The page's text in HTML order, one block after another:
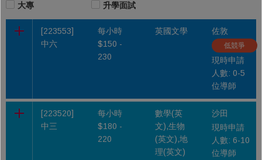
大專
升學面試
[223553]
中六
每小時
$150 -
230
英國文學 佐敦
低競爭
現時申請
人數: 0-5
位導師
[223520]
中三
每小時
$180 -
220
數學(英
文),生物
(英文),地
理(英文)
沙田
現時申請
人數: 6-10
位導師